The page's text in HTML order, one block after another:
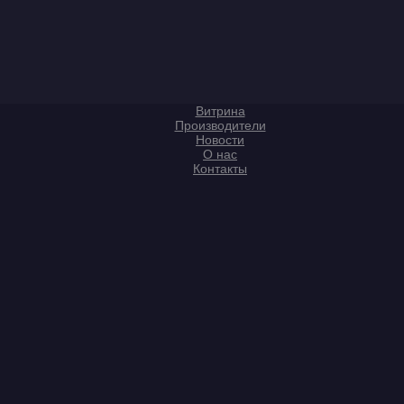
Витрина
Производители
Новости
О нас
Контакты